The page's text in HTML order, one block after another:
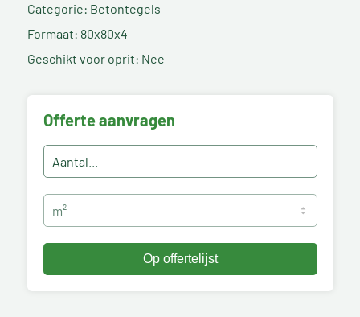
Categorie: Betontegels
Formaat: 80x80x4
Geschikt voor oprit: Nee
Offerte aanvragen